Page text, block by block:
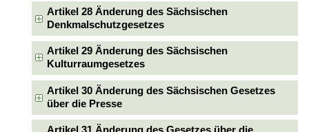
Artikel 28 Änderung des Sächsischen
Denkmalschutzgesetzes
Artikel 29 Änderung des Sächsischen
Kulturraumgesetzes
Artikel 30 Änderung des Sächsischen Gesetzes
über die Presse